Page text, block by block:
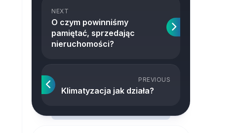
NEXT
O czym powinniśmy
pamiętać, sprzedając
nieruchomości?
PREVIOUS
Klimatyzacja jak działa?